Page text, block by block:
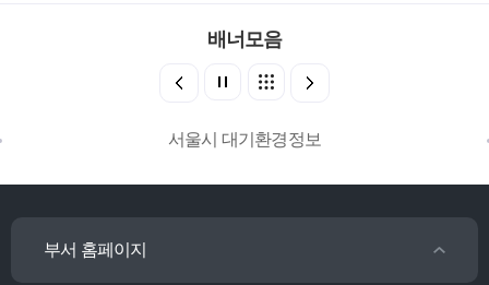
배너모음
서울시 대기환경정보
부서 홈페이지